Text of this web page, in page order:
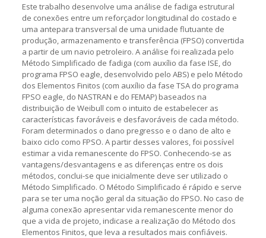
Este trabalho desenvolve uma análise de fadiga estrutural
de conexões entre um reforçador longitudinal do costado e
uma antepara transversal de uma unidade flutuante de
produção, armazenamento e transferência (FPSO) convertida
a partir de um navio petroleiro. A análise foi realizada pelo
Método Simplificado de fadiga (com auxílio da fase ISE, do
programa FPSO eagle, desenvolvido pelo ABS) e pelo Método
dos Elementos Finitos (com auxílio da fase TSA do programa
FPSO eagle, do NASTRAN e do FEMAP) baseados na
distribuição de Weibull com o intuito de estabelecer as
características favoráveis e desfavoráveis de cada método.
Foram determinados o dano pregresso e o dano de alto e
baixo ciclo como FPSO. A partir desses valores, foi possível
estimar a vida remanescente do FPSO. Conhecendo-se as
vantagens/desvantagens e as diferenças entre os dois
métodos, conclui-se que inicialmente deve ser utilizado o
Método Simplificado. O Método Simplificado é rápido e serve
para se ter uma noção geral da situação do FPSO. No caso de
alguma conexão apresentar vida remanescente menor do
que a vida de projeto, indicase a realização do Método dos
Elementos Finitos, que leva a resultados mais confiáveis.